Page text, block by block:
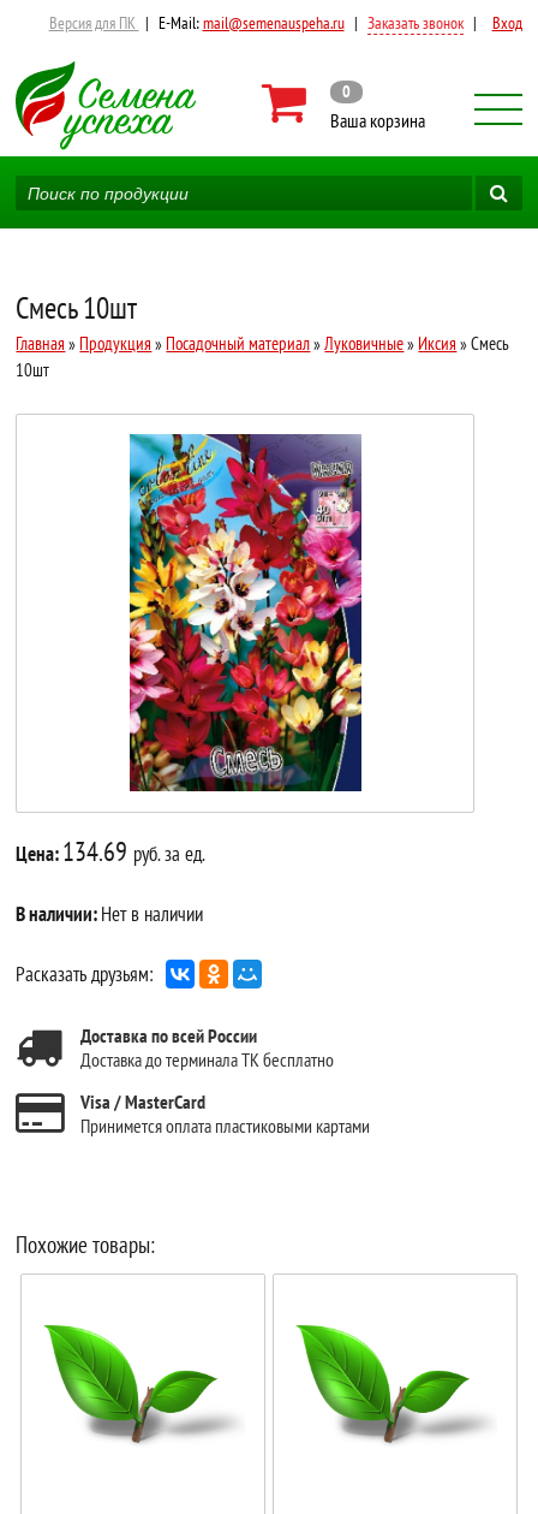
Версия для ПК | E-Mail:mail@semenauspeha.ru | Заказать звонок | Вход
0
Ваша корзина
Смесь 10шт
Главная » Продукция » Посадочный материал» Луковичные» Иксия » Смесь
10шт
Цена:134.69 руб. за ед.
В наличии:Нет в наличии
Расказать друзьям:
Доставка по всей России
Доставка до терминала ТК бесплатно
Visa / MasterCard
Принимется оплата пластиковыми картами
Похожие товары: